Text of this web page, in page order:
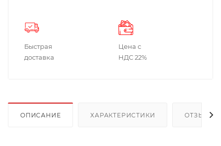
Быстрая
доставка
Цена с
НДС 22%
ОПИСАНИЕ ХАРАКТЕРИСТИКИ ОТЗЫВЫ